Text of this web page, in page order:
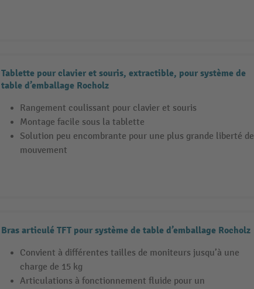
Tablette pour clavier et souris, extractible, pour système de
table d’emballage Rocholz
Rangement coulissant pour clavier et souris
Montage facile sous la tablette
Solution peu encombrante pour une plus grande liberté de
mouvement
Bras articulé TFT pour système de table d’emballage Rocholz
Convient à différentes tailles de moniteurs jusqu’à une
charge de 15 kg
Articulations à fonctionnement fluide pour un